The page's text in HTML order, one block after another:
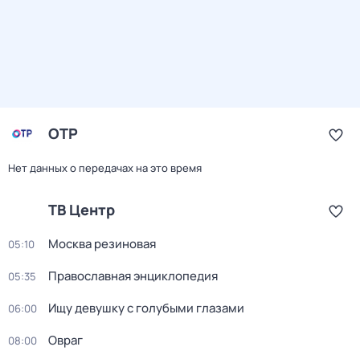
ОТР
Нет данных о передачах на это время
ТВ Центр
05:10 Москва резиновая
05:35 Православная энциклопедия
06:00 Ищу девушку с голубыми глазами
08:00 Овраг